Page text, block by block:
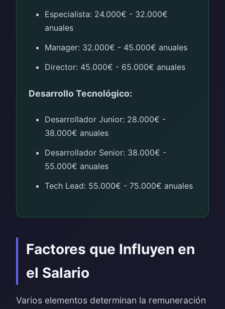
Especialista: 24.000€ - 32.000€
anuales
Manager: 32.000€ - 45.000€ anuales
Director: 45.000€ - 65.000€ anuales
Desarrollo Tecnológico:
Desarrollador Junior: 28.000€ -
38.000€ anuales
Desarrollador Senior: 38.000€ -
55.000€ anuales
Tech Lead: 55.000€ - 75.000€ anuales
Factores que Influyen en
el Salario
Varios elementos determinan la remuneración